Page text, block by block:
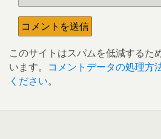
このサイトはスパムを低減するた
います。 コメントデータの処理方
ください。